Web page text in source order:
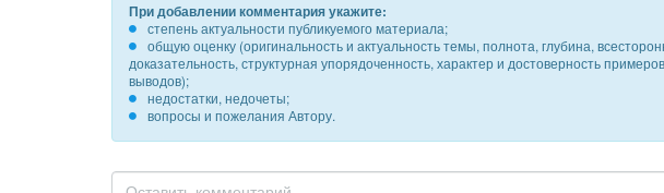
При добавлении комментария укажите:
степень актуальности публикуемого материала;
общую оценку (оригинальность и актуальность темы, полнота, глубина,
доказательность, структурная упорядоченность, характер и достоверность
выводов);
недостатки, недочеты;
вопросы и пожелания Автору.